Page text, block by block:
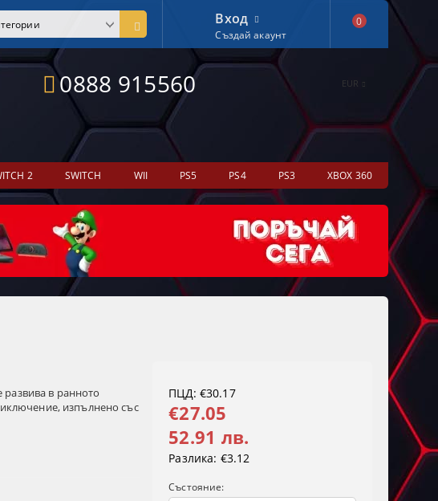
0888 915560 EUR
Вход
Създай акаунт
0
2 SWITCH WII PS5 PS4 PS3 XBOX 360
развива в ранното
изпълнено със
ПЦД: €30.17
€27.05
52.91 лв.
Разлика: €3.12
Състояние: